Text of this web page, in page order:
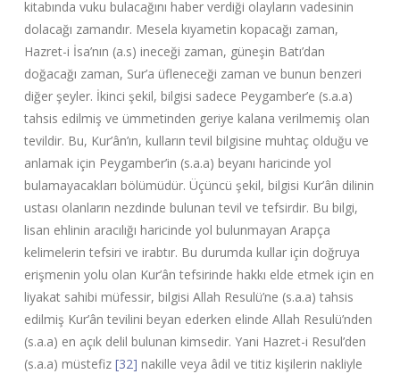
kitabında vuku bulacağını haber verdiği olayların vadesinin
dolacağı zamandır. Mesela kıyametin kopacağı zaman,
Hazret-i İsa’nın (a.s) ineceği zaman, güneşin Batı’dan
doğacağı zaman, Sur’a üfleneceği zaman ve bunun benzeri
diğer şeyler. İkinci şekil, bilgisi sadece Peygamber’e (s.a.a)
tahsis edilmiş ve ümmetinden geriye kalana verilmemiş olan
tevildir. Bu, Kur’ân’ın, kulların tevil bilgisine muhtaç olduğu ve
anlamak için Peygamber’in (s.a.a) beyanı haricinde yol
bulamayacakları bölümüdür. Üçüncü şekil, bilgisi Kur’ân dilinin
ustası olanların nezdinde bulunan tevil ve tefsirdir. Bu bilgi,
lisan ehlinin aracılığı haricinde yol bulunmayan Arapça
kelimelerin tefsiri ve irabtır. Bu durumda kullar için doğruya
erişmenin yolu olan Kur’ân tefsirinde hakkı elde etmek için en
liyakat sahibi müfessir, bilgisi Allah Resulü’ne (s.a.a) tahsis
edilmiş Kur’ân tevilini beyan ederken elinde Allah Resulü’nden
(s.a.a) en açık delil bulunan kimsedir. Yani Hazret-i Resul’den
(s.a.a) müstefiz [32] nakille veya âdil ve titiz kişilerin nakliyle